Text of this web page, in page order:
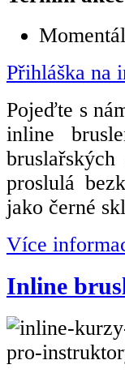
Přihláška na
Pojeďte s
inline
proslulá
jako černé
Více
Inline